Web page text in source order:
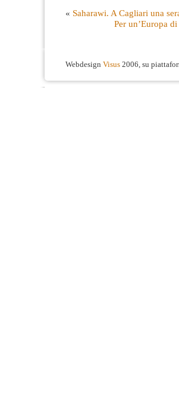
« Saharawi. A Cagliari una
Per un’Europa
Webdesign Visus 2006, su